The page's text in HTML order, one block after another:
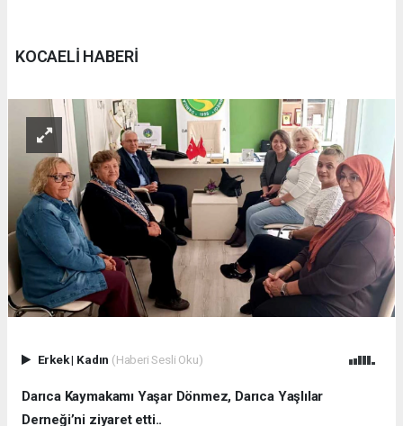
KOCAELİ HABERİ
Erkek| Kadın (Haberi Sesli Oku)
Darıca Kaymakamı Yaşar Dönmez, Darıca Yaşlılar
Derneği’ni ziyaret etti..